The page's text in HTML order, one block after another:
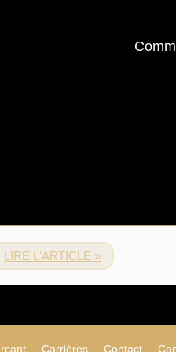
LIRE L'ARTICLE »
Carrières Contact